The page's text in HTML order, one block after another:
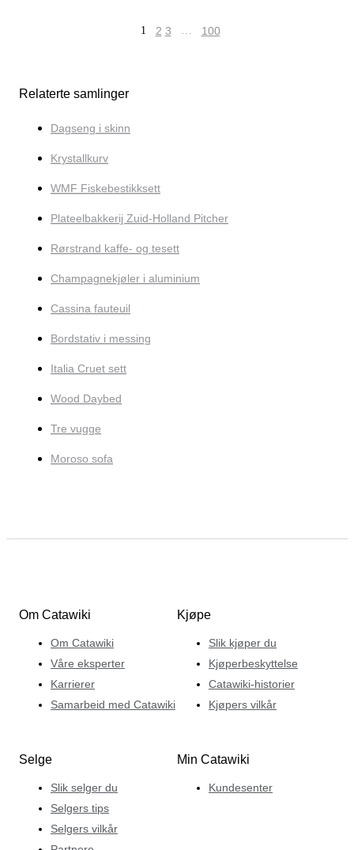
1 2 3 … 100
Relaterte samlinger
Dagseng i skinn
Krystallkurv
WMF Fiskebestikksett
Plateelbakkerij Zuid-Holland Pitcher
Rørstrand kaffe- og tesett
Champagnekjøler i aluminium
Cassina fauteuil
Bordstativ i messing
Italia Cruet sett
Wood Daybed
Tre vugge
Moroso sofa
Om Catawiki
Om Catawiki
Våre eksperter
Karrierer
Samarbeid med Catawiki
Kjøpe
Slik kjøper du
Kjøperbeskyttelse
Catawiki-historier
Kjøpers vilkår
Selge
Slik selger du
Selgers tips
Selgers vilkår
Min Catawiki
Kundesenter